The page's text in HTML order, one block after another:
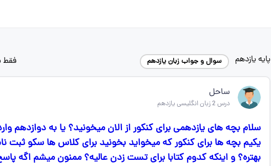
پایه یازدهم سوال و جواب زبان یازدهم فقط
ساحل
درس 2 زبان انگلیسی یازدهم
سلام بچه های یازدهمی برای کنکور از الان میخونید؟ یا به دوازدهم
یکیم بچه ها برای کنکور که میخواید بخونید برای کلاس ها سکو ثبت
بهتره؟ و اینکه کدوم کتابا برای تست زدن عالیه؟ ممنون میشم اگه